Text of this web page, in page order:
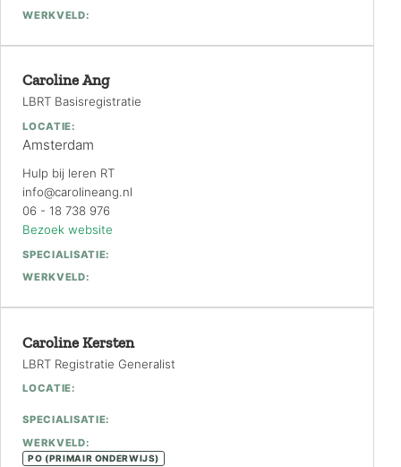
WERKVELD:
Caroline Ang
LBRT Basisregistratie
LOCATIE:
Amsterdam
Hulp bij leren RT
info@carolineang.nl
06 - 18 738 976
Bezoek website
SPECIALISATIE:
WERKVELD:
Caroline Kersten
LBRT Registratie Generalist
LOCATIE:
SPECIALISATIE:
WERKVELD:
PO (PRIMAIR ONDERWIJS)